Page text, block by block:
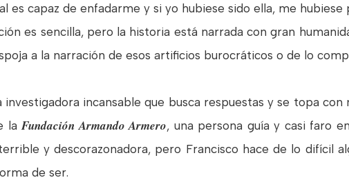
es capaz de enfadarme y si yo hubiese sido ella, me
es sencilla, pero la historia está narrada con gran
a la narración de esos artificios burocráticos o de lo
investigadora incansable que busca respuestas y se topa
la Fundación Armando Armero, una persona guía y casi faro
y descorazonadora, pero Francisco hace de lo difícil
de ser.